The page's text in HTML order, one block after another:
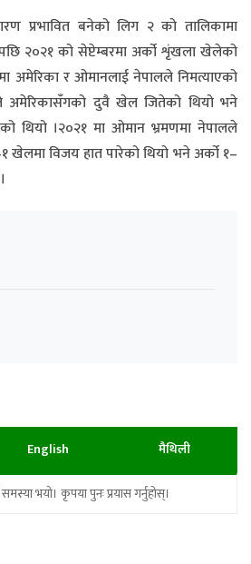
प्रभावित बनेको लिग २ को तालिकामा
२०२१ को सेप्टेम्बरमा अर्को शृंखला खेलेको
अमेरिका र ओमानलाई नेपालले निमत्याएको
अमेरिकासँगको दुवै खेल जितेको थियो भने
थियो ।२०२१ मा ओमान भ्रमणमा नेपालले
विजय हात पारेको थियो भने अर्को १–
English मैथिली
भयो। कृपया पुनः प्रयास गर्नुहोस्।